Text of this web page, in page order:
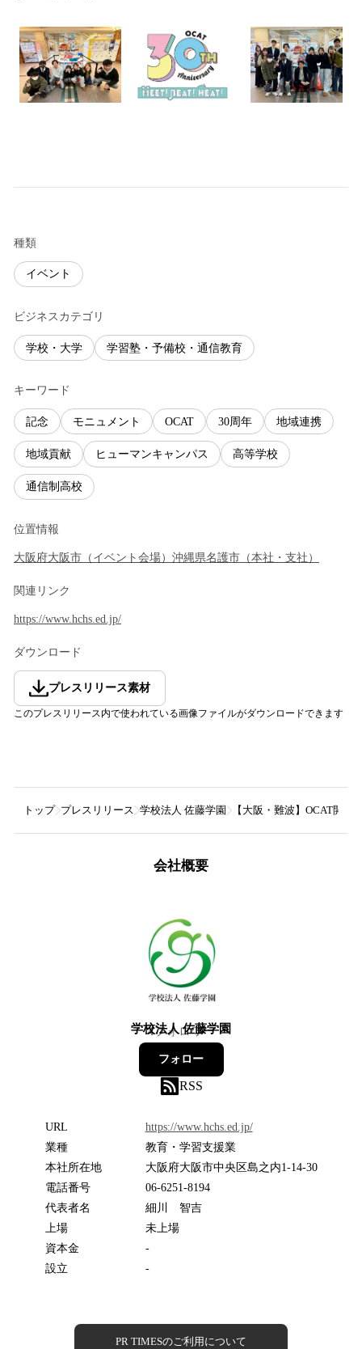
種類
イベント
ビジネスカテゴリ
学校・大学 学習塾・予備校・通信教育
キーワード
記念 モニュメント OCAT 30周年 地域連携
地域貢献 ヒューマンキャンパス 高等学校
通信制高校
位置情報
大阪府大阪市 （ イベント会場） 沖縄県名護市 （本社・支社 ）
関連リンク
https://www.hchs.ed.jp/
ダウンロード
プレスリリース素材
このプレスリリース内で使われている画像ファイルがダウンロードできます
トップ プレスリリース 学校法人 佐藤学園 【大阪・難波】OCAT開
会社概要
学校法人 佐藤学園
4フォロワー
フォロー
RSS
URL
https://www.hchs.ed.jp/
業種
教育・学習支援業
本社所在地
大阪府大阪市中央区島之内1-14-30
電話番号
06-6251-8194
代表者名
細川 智吉
上場
未上場
資本金
-
設立
-
PR TIMESのご利用について